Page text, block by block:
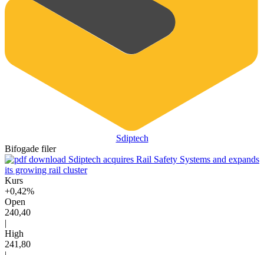
Sdiptech
Bifogade filer
Sdiptech acquires Rail Safety Systems and expands
its growing rail cluster
Kurs
+0,42%
Open
240,40
|
High
241,80